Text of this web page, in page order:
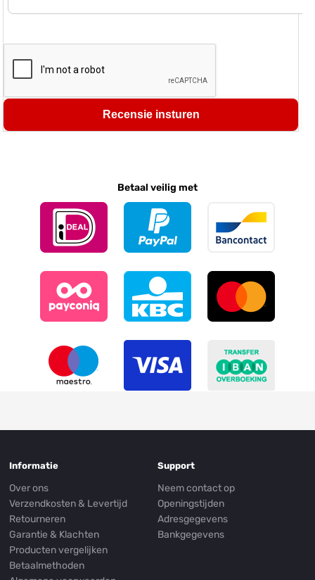
Recensie insturen
Betaal veilig met
Informatie
Over ons
Verzendkosten & Levertijd
Retourneren
Garantie & Klachten
Producten vergelijken
Betaalmethoden
Support
Neem contact op
Openingstijden
Adresgegevens
Bankgegevens